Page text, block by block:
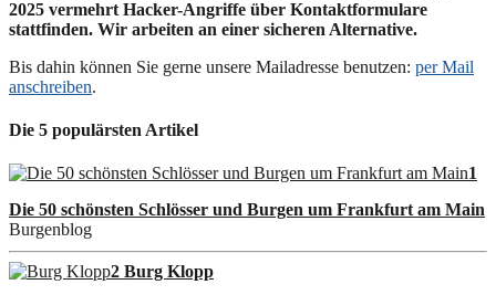
2025 vermehrt Hacker-Angriffe über Kontaktformulare
stattfinden. Wir arbeiten an einer sicheren Alternative.
Bis dahin können Sie gerne unsere Mailadresse benutzen: per Mail
anschreiben.
Die 5 populärsten Artikel
1
Die 50 schönsten Schlösser und Burgen um Frankfurt am Main
Burgenblog
2 Burg Klopp